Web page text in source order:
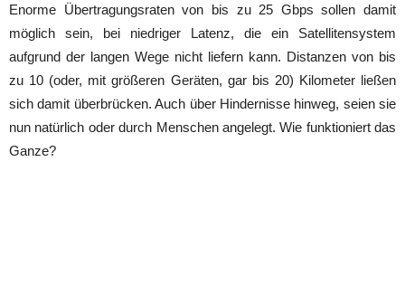
Enorme Übertragungsraten von bis zu 25 Gbps sollen damit
möglich sein, bei niedriger Latenz, die ein Satellitensystem
aufgrund der langen Wege nicht liefern kann. Distanzen von bis
zu 10 (oder, mit größeren Geräten, gar bis 20) Kilometer ließen
sich damit überbrücken. Auch über Hindernisse hinweg, seien sie
nun natürlich oder durch Menschen angelegt. Wie funktioniert das
Ganze?